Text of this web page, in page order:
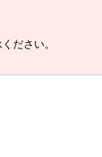
ださい。